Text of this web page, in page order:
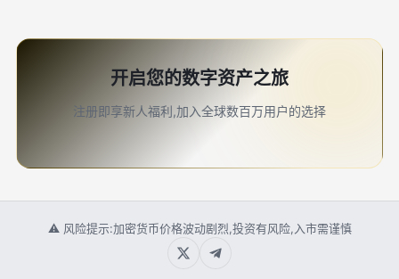
开启您的数字资产之旅
注册即享新人福利,加入全球数百万用户的选择
⚠ 风险提示:加密货币价格波动剧烈,投资有风险,入市需谨慎